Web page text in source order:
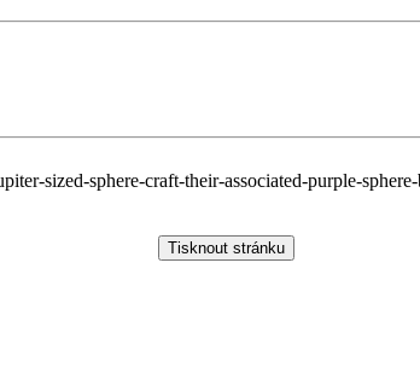
sized-sphere-craft-their-associated-purple-